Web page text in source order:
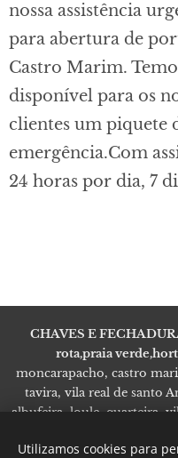
nossa assistência
para abertura de
Castro Marim.
disponível para os
clientes um piquete
emergência.Com
24 horas por dia, 7
CHAVES E
rota,praia
moncarapacho, castro
tavira, vila real de santo
albufeira, loule, quarteira,
Utilizamos cookies para